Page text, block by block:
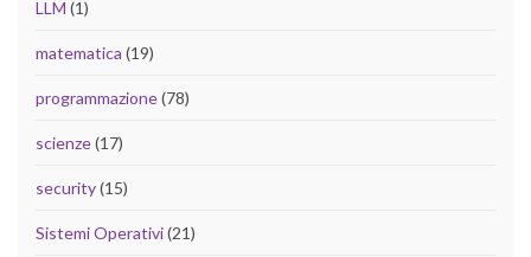
LLM (1)
matematica (19)
programmazione(78)
scienze(17)
security(15)
Sistemi Operativi(21)